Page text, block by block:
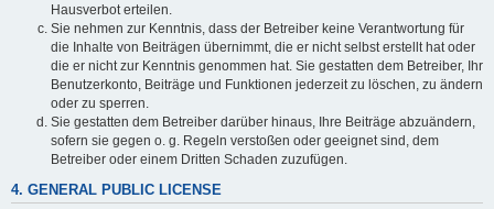
Hausverbot erteilen.
Sie nehmen zur Kenntnis, dass der Betreiber keine Verantwortung für
die Inhalte von Beiträgen übernimmt, die er nicht selbst erstellt hat oder
die er nicht zur Kenntnis genommen hat. Sie gestatten dem Betreiber, Ihr
Benutzerkonto, Beiträge und Funktionen jederzeit zu löschen, zu ändern
oder zu sperren.
Sie gestatten dem Betreiber darüber hinaus, Ihre Beiträge abzuändern,
sofern sie gegen o. g. Regeln verstoßen oder geeignet sind, dem
Betreiber oder einem Dritten Schaden zuzufügen.
4. GENERAL PUBLIC LICENSE